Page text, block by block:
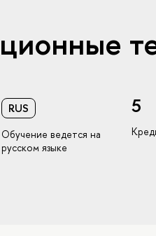
RUS
Обучение ведется на
русском языке
5